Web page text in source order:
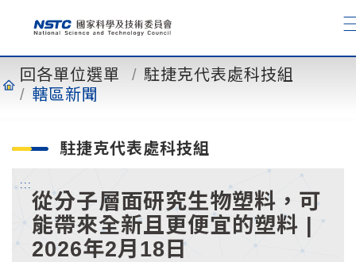
容 回各單位選單
駐捷克代表處科技組
轄區新聞
駐捷克代表處科技組
:::
從分子層面研究生物塑料，可
能帶來全新且更便宜的塑料 |
2026年2月18日